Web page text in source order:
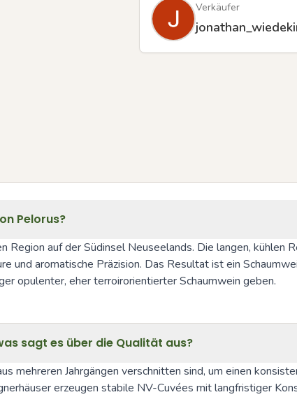
Verkäufer
Pelorus?
Region auf der Südinsel Neuseelands. Die langen, kühlen
und aromatische Präzision. Das Resultat ist ein
opulenter, eher terroirorientierter Schaumwein geben.
sagt es über die Qualität aus?
mehreren Jahrgängen verschnitten sind, um einen
erzeugen stabile NV-Cuvées mit langfristiger